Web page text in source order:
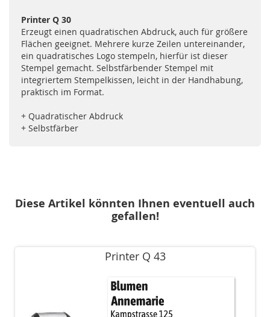
Printer Q 30
Erzeugt einen quadratischen Abdruck, auch für größere
Flächen geeignet. Mehrere kurze Zeilen untereinander,
ein quadratisches Logo stempeln, hierfür ist dieser
Stempel gemacht. Selbstfärbender Stempel mit
integriertem Stempelkissen, leicht in der Handhabung,
praktisch im Format.
+ Quadratischer Abdruck
+ Selbstfärber
Diese Artikel könnten Ihnen eventuell auch
gefallen!
Printer Q 43